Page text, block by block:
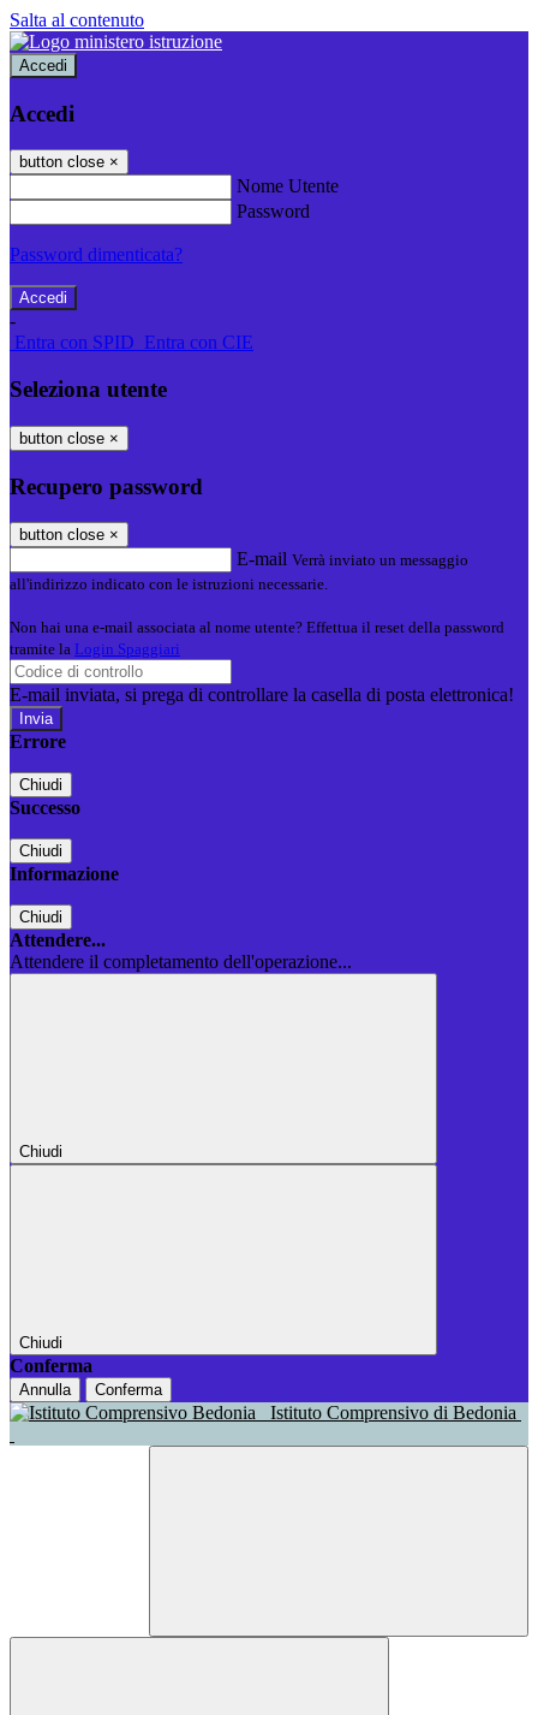
Salta al contenuto
Accedi
Accedi
button close ×
Nome Utente
Password
Password dimenticata?
-
Entra con SPID Entra con CIE
Seleziona utente
button close ×
Recupero password
button close ×
E-mail Verrà inviato un messaggio
all'indirizzo indicato con le istruzioni necessarie.
Non hai una e-mail associata al nome utente? Effettua il reset della password
tramite la Login Spaggiari
E-mail inviata, si prega di controllare la casella di posta elettronica!
Errore
Chiudi
Successo
Chiudi
Informazione
Chiudi
Attendere...
Attendere il completamento dell'operazione...
Chiudi
Chiudi
Conferma
Annulla Conferma
Istituto Comprensivo di Bedonia